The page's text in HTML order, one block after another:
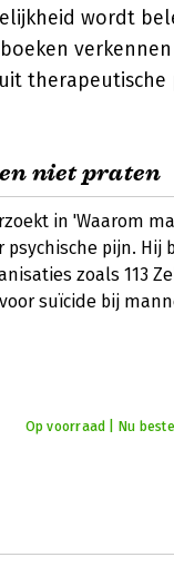
wordt
therapeutische
niet praten
in 'Waarom
pijn. Hij
zoals 113
suïcide bij
Op voorraad | Nu